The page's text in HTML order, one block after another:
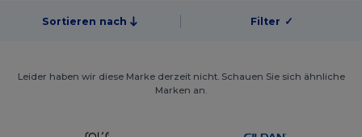
Sortieren nach Filter ✓
Leider haben wir diese Marke derzeit nicht. Schauen Sie sich ähnliche
Marken an.